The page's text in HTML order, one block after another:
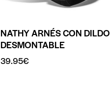
NATHY ARNÉS CON DILDO
DESMONTABLE
39.95€